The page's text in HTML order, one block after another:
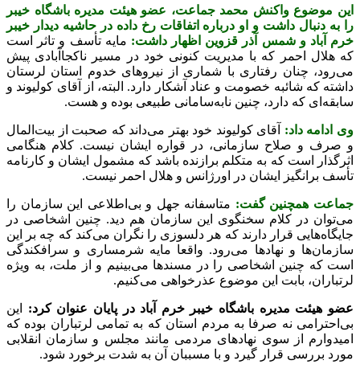
این موضوع واکنش محمد جماعت، عضو هیئت مدیره باشگاه خیبر
را به دنبال داشت و او درباره اتفاقات رخ داده در حاشیه دیدار خیبر
خرم آباد و شمس آذر قزوین اظهار داشت: مایه تأسف و تاثر است
که هلال احمر که با مدیریت کنونی خود در مسیر ناکجاآبادی پیش
می‌رود، چنان رفتاری با شماری از نیروهای خدوم استان لرستان
داشته که شائبه خصومت و عناد آشکار دارد. البته، از آقای کولیوند و
سابقه‌ای که دارد، چنین نابه‌سامانی طبیعی بوده و هست.
وی ادامه داد:
آقای کولیوند خود بهتر می‌داند که صحبت از بیت‌المال
و صرف و صلاح سازمانی، در قواره ایشان نیست. کلام هنگامی
اثرگذار است که به متکلم برازنده باشد که مشمول ایشان و کارنامه
تأسف برانگیز ایشان در اورژانس و هلال احمر نیست.
جماعت همچنین گفت: متاسفانه جهل و بی‌اطلاعی این سازمان را
می‌توان در کلام سخنگوی این سازمان هم دید. چنین اشخاصی در
جایگاه‌هایی قرار دارند که هر دلسوزی را نگران می‌کند که چه بر این
سازمان‌ها و نهادها می‌رود. واقعا مایه شرمساری و سرافکندگی
است که چنین اشخاصی را در مسندها می‌بینیم و از ملت، به ویژه
لرتباران، بابت این موضوع عذرخواهی می‌کنیم.
عضو هیئت مدیره باشگاه خیبر خرم آباد در پایان عنوان کرد:
این
بی‌احترامی نه صرفا به مردم استان که به تمامی لرتباران بوده که
امیدوارم از سوی نهادهای مردمی مانند مجلس و سازمان انقلابی
مورد بررسی قرار گیرد و با مسببان آن به شدت برخورد شود.